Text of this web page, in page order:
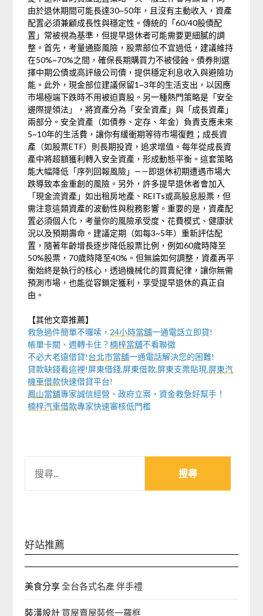
由於退休期間可能長達30~50年，且沒有主動收入，資產
配置必須兼顧成長性與穩定性。傳統的「60/40股債配
置」常被視為基準，但提早退休者可能需要更細膩的調
整。首先，考量通膨風險，股票部位不宜過低，建議維持
在50%~70%之間，確保長期購買力不被侵蝕。債券則選
擇中期公債或高評級公司債，提供穩定利息收入與避險功
能。此外，現金部位建議保留1~3年的生活支出，以因應
市場極端下跌時不用被迫賣股。另一種熱門策略是「安全
邊際提領法」，將資產分為「安全資產」與「成長資產」
兩部分。安全資產（如債券、定存、年金）負責支應未來
5~10年的生活費，讓你有緩衝期等待市場復甦；成長資
產（如股票ETF）則長期投資，追求增值。每年從成長資
產中將超額獲利轉入安全資產，形成動態平衡。這套策略
能大幅降低「序列回報風險」——即退休初期遭遇市場大
跌導致本金重創的風險。另外，許多提早退休者會加入
「現金流資產」如出租房地產、REITs或高股息股票，但
需注意這類資產的波動性與稅務影響。重要的是，資產配
置必須個人化，考量你的風險承受度、花費模式、健康狀
況以及預期壽命。建議定期（如每3~5年）重新評估配
置，隨著年齡增長逐步降低股票比例，例如60歲時降至
50%股票，70歲時降至40%。但無論如何調整，資產再平
衡始終是執行的核心，透過機械化的買賣紀律，讓你無需
預測市場，也能從容鎖定獲利，享受提早退休的真正自
由。
【其他文章推薦】
救急過件簡單不囉嗦， 24小時當舖一通電話立即貸!
帳單卡關、週轉卡住？楠梓當舖不看聯徵
不必大老遠借貸!台北市當舖一通電話解決您的困難!
貸款缺錢看這裡!屏東借錢,屏東借款,屏東支票貼現,屏東汽
機車借款快速借貸平台!
鳳山當舖專家誠信經營、政府立案，資金救急好幫手！
楠梓汽車借款專家快速審核低門檻
關
好站推薦
美食分享全台各式名產 伴手禮
裝潢設計 買屋賣屋裝修一羅框